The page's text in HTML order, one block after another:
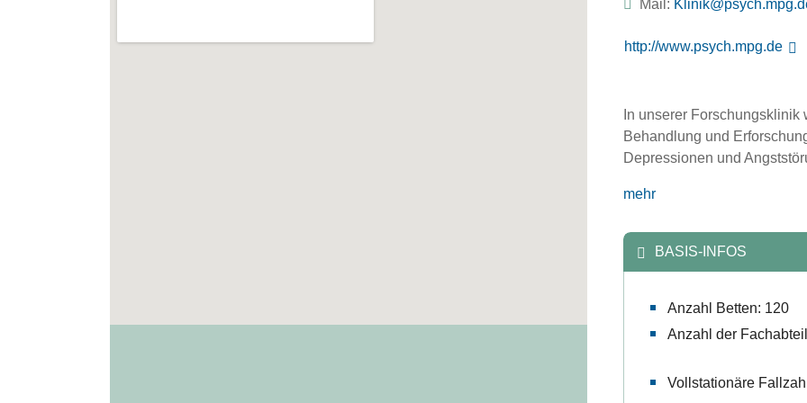
Mail:
http://www.psych.mpg.de
In unserer
Behandlung und
Depressionen und
mehr
BASIS-INFOS
Anzahl Betten: 120
Anzahl der
Vollstationäre